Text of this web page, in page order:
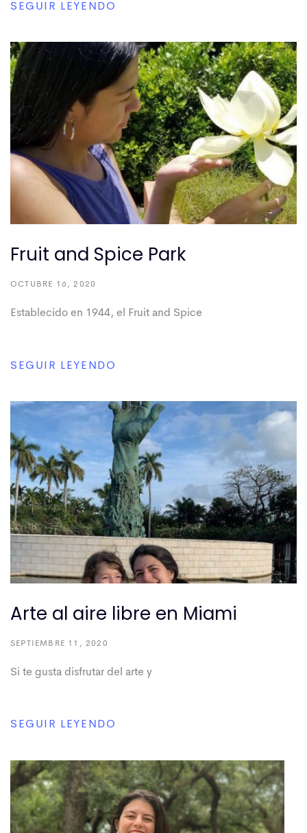
SEGUIR LEYENDO
Fruit and Spice Park
OCTUBRE 16, 2020
Establecido en 1944, el Fruit and Spice
SEGUIR LEYENDO
Arte al aire libre en Miami
SEPTIEMBRE 11, 2020
Si te gusta disfrutar del arte y
SEGUIR LEYENDO